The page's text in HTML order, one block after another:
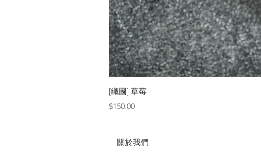
[織圖] 草莓
價格
$150.00
關於我們